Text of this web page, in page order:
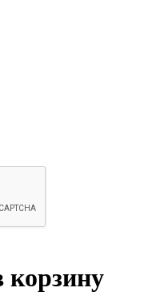
корзину